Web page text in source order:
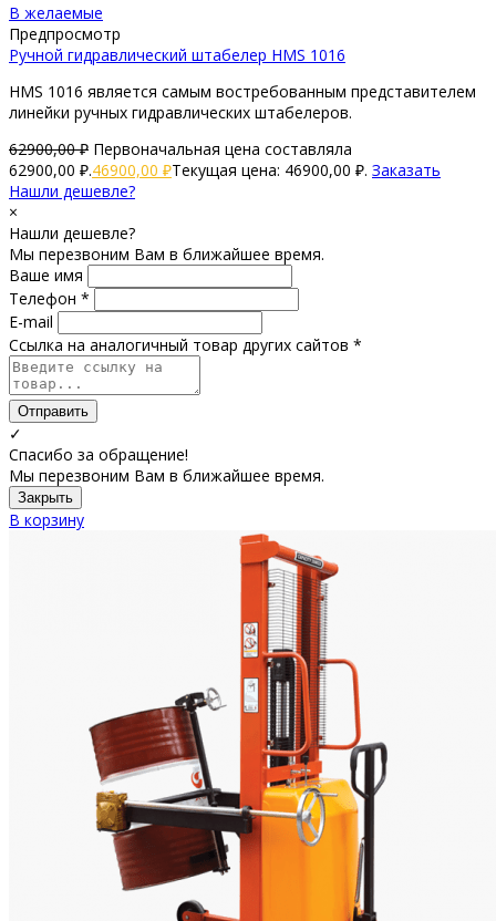
В желаемые
Предпросмотр
Ручной гидравлический штабелер HMS 1016
HMS 1016 является самым востребованным представителем
линейки ручных гидравлических штабелеров.
62900,00₽ Первоначальная цена составляла
62900,00 ₽.46900,00 ₽Текущая цена: 46900,00 ₽. Заказать
Нашли дешевле?
×
Нашли дешевле?
Мы перезвоним Вам в ближайшее время.
Ваше имя
Телефон *
E-mail
Ссылка на аналогичный товар других сайтов *
Отправить
✓
Спасибо за обращение!
Мы перезвоним Вам в ближайшее время.
Закрыть
В корзину